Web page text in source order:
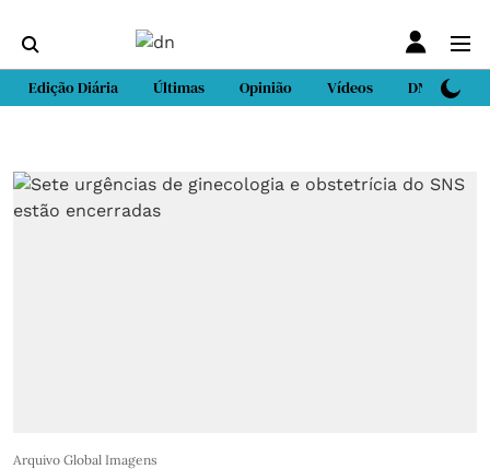
Edição Diária Últimas Opinião Vídeos DN Sport
Arquivo Global Imagens